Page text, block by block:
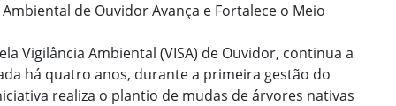
de Ouvidor Avança e Fortalece o Meio
Vigilância Ambiental (VISA) de Ouvidor, continua a
há quatro anos, durante a primeira gestão do
realiza o plantio de mudas de árvores nativas